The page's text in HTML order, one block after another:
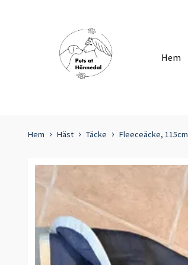
Hem
Hem Häst Täcke Fleeceäcke, 115cm